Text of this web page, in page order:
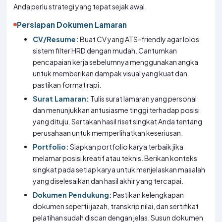
Anda perlu strategi yang tepat sejak awal.
Persiapan Dokumen Lamaran
CV/Resume: Buat CV yang ATS-friendly agar lolos
sistem filter HRD dengan mudah. Cantumkan
pencapaian kerja sebelumnya menggunakan angka
untuk memberikan dampak visual yang kuat dan
pastikan format rapi.
Surat Lamaran: Tulis surat lamaran yang personal
dan menunjukkan antusiasme tinggi terhadap posisi
yang dituju. Sertakan hasil riset singkat Anda tentang
perusahaan untuk memperlihatkan keseriusan.
Portfolio: Siapkan portfolio karya terbaik jika
melamar posisi kreatif atau teknis. Berikan konteks
singkat pada setiap karya untuk menjelaskan masalah
yang diselesaikan dan hasil akhir yang tercapai.
Dokumen Pendukung: Pastikan kelengkapan
dokumen seperti ijazah, transkrip nilai, dan sertifikat
pelatihan sudah discan dengan jelas. Susun dokumen